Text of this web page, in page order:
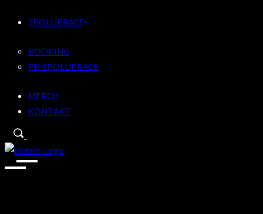
MERCH
SPOLUPRÁCE
BOOKING
PR SPOLUPRÁCE
MERCH
KONTAKT